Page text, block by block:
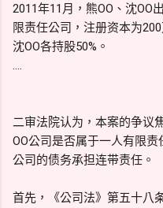
2011年11月，熊OO、沈OO
限责任公司，注册资本为
沈OO各持股50%。
二审法院认为，本案的争议
OO公司是否属于一人有限责
公司的债务承担连带责任。
首先，《公司法》第五十八